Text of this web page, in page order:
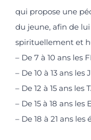
qui propose une
du jeune, afin de
spirituellement et
– De 7 à 10 ans les
– De 10 à 13 ans les
– De 12 à 15 ans les
– De 15 à 18 ans les
– De 18 à 21 ans les